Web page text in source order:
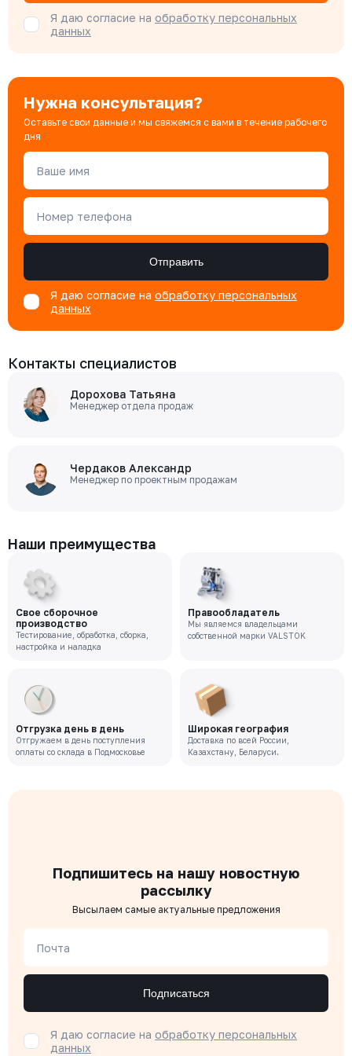
Я даю согласие на обработку персональных
данных
Нужна консультация?
Оставьте свои данные и мы свяжемся с вами в течение рабочего
дня
Ваше имя
Номер телефона
Отправить
Я даю согласие на обработку персональных
данных
Контакты специалистов
Дорохова Татьяна
Менеджер отдела продаж
Чердаков Александр
Менеджер по проектным продажам
Наши преимущества
Свое сборочное
производство
Тестирование, обработка, сборка,
настройка и наладка
Правообладатель
Мы являемся владельцами
собственной марки VALSTOK
Отгрузка день в день
Отгружаем в день поступления
оплаты со склада в Подмосковье
Широкая география
Доставка по всей России,
Казахстану, Беларуси.
Подпишитесь на нашу новостную
рассылку
Высылаем самые актуальные предложения
Почта
Подписаться
Я даю согласие на обработку персональных
данных